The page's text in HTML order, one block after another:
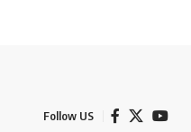
Follow US